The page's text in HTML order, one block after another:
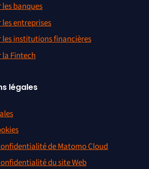
banques
entreprises
institutions financières
Fintech
légales
de Matomo Cloud
du site Web